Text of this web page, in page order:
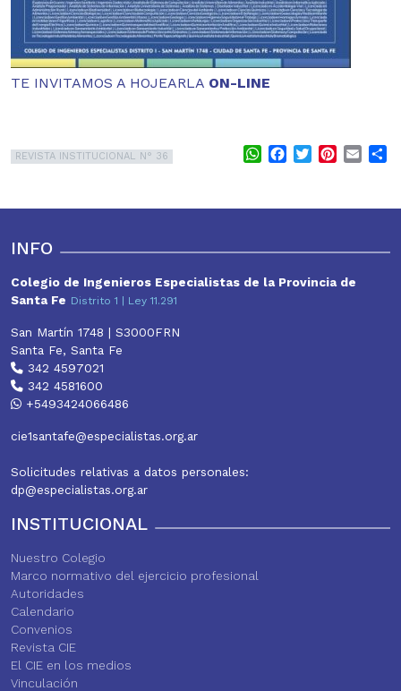
TE INVITAMOS A HOJEARLA ON-LINE
REVISTA INSTITUCIONAL N° 36 WhatsApp
Facebook
TwitterPinterest
Email
INFO
Colegio de Ingenieros Especialistas de la Provincia de
Santa Fe Distrito 1 | Ley 11.291
San Martín 1748 | S3000FRN
Santa Fe, Santa Fe
342 4597021
342 4581600
+5493424066486
cie1santafe@especialistas.org.ar
Solicitudes relativas a datos personales:
dp@especialistas.org.ar
INSTITUCIONAL
Nuestro Colegio
Marco normativo del ejercicio profesional
Autoridades
Calendario
Convenios
Revista CIE
El CIE en los medios
Vinculación